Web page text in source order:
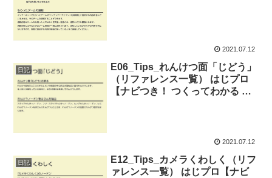
2021.07.12
日記
E06_Tips_れんけつ面「じどう」
（リファレンス一覧） はじプロ
【ナビつき！ つくってわかる は
2021.07.12
日記
E12_Tips_カメラくわしく（リフ
ァレンス一覧） はじプロ【ナビ